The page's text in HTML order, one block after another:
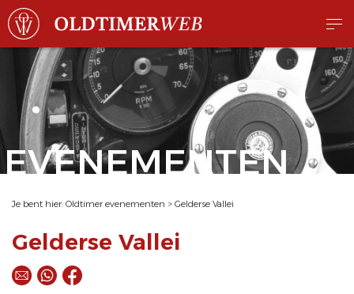
EVENEMENTEN
Je bent hier: Oldtimer evenementen > Gelderse Vallei
Gelderse Vallei